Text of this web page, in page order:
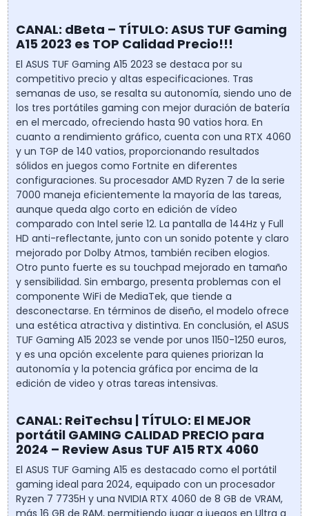
CANAL: dBeta – TÍTULO: ASUS TUF Gaming
A15 2023 es TOP Calidad Precio!!!
El ASUS TUF Gaming A15 2023 se destaca por su
competitivo precio y altas especificaciones. Tras
semanas de uso, se resalta su autonomía, siendo uno de
los tres portátiles gaming con mejor duración de batería
en el mercado, ofreciendo hasta 90 vatios hora. En
cuanto a rendimiento gráfico, cuenta con una RTX 4060
y un TGP de 140 vatios, proporcionando resultados
sólidos en juegos como Fortnite en diferentes
configuraciones. Su procesador AMD Ryzen 7 de la serie
7000 maneja eficientemente la mayoría de las tareas,
aunque queda algo corto en edición de vídeo
comparado con Intel serie 12. La pantalla de 144Hz y Full
HD anti-reflectante, junto con un sonido potente y claro
mejorado por Dolby Atmos, también reciben elogios.
Otro punto fuerte es su touchpad mejorado en tamaño
y sensibilidad. Sin embargo, presenta problemas con el
componente WiFi de MediaTek, que tiende a
desconectarse. En términos de diseño, el modelo ofrece
una estética atractiva y distintiva. En conclusión, el ASUS
TUF Gaming A15 2023 se vende por unos 1150-1250 euros,
y es una opción excelente para quienes priorizan la
autonomía y la potencia gráfica por encima de la
edición de video y otras tareas intensivas.
CANAL: ReiTechsu | TÍTULO: El MEJOR
portátil GAMING CALIDAD PRECIO para
2024 – Review Asus TUF A15 RTX 4060
El ASUS TUF Gaming A15 es destacado como el portátil
gaming ideal para 2024, equipado con un procesador
Ryzen 7 7735H y una NVIDIA RTX 4060 de 8 GB de VRAM,
más 16 GB de RAM, permitiendo jugar a juegos en Ultra a